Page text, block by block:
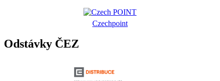
Czechpoint
Odstávky ČEZ